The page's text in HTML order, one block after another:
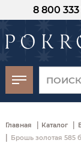
8 800 333
Главная | Каталог |
| Брошь золотая 585
-30%
момента оплаты